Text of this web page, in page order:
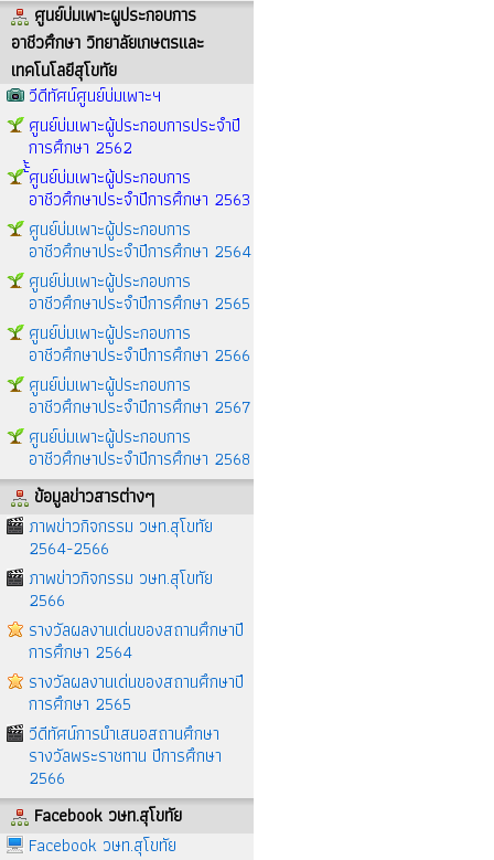
ศูนย์บ่มเพาะผูประกอบการ
อาชีวศึกษา วิทยาลัยเกษตรและ
เทคโนโลยีสุโขทัย
วีดีทัศน์ศูนย์บ่มเพาะฯ
ศูนย์บ่มเพาะผู้ประกอบการประจำปี
การศึกษา 2562
้้้ศูนย์บ่มเพาะผู้ประกอบการ
อาชีวศึกษาประจำปีการศึกษา 2563
ศูนย์บ่มเพาะผู้ประกอบการ
อาชีวศึกษาประจำปีการศึกษา 2564
ศูนย์บ่มเพาะผู้ประกอบการ
อาชีวศึกษาประจำปีการศึกษา 2565
ศูนย์บ่มเพาะผู้ประกอบการ
อาชีวศึกษาประจำปีการศึกษา 2566
ศูนย์บ่มเพาะผู้ประกอบการ
อาชีวศึกษาประจำปีการศึกษา 2567
ศูนย์บ่มเพาะผู้ประกอบการ
อาชีวศึกษาประจำปีการศึกษา 2568
ข้อมูลข่าวสารต่างๆ
ภาพข่าวกิจกรรม วษท.สุโขทัย
2564-2566
ภาพข่าวกิจกรรม วษท.สุโขทัย
2566
รางวัลผลงานเด่นของสถานศึกษาปี
การศึกษา 2564
รางวัลผลงานเด่นของสถานศึกษาปี
การศึกษา 2565
วีดีทัศน์การนำเสนอสถานศึกษา
รางวัลพระราชทาน ปีการศึกษา
2566
Facebook วษท.สุโขทัย
Facebook วษท.สุโขทัย